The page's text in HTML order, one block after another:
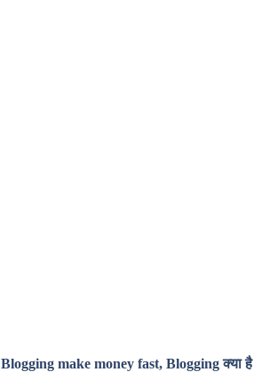
Blogging make money fast, Bloggingक्या है